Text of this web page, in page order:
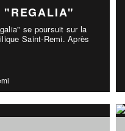
se poursuit sur la
Saint-Remi. Après